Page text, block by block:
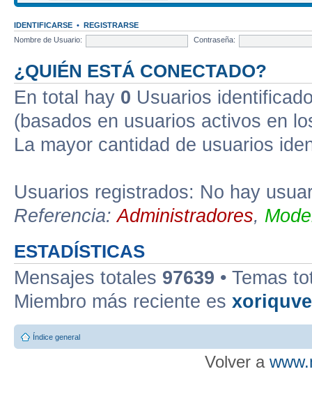
IDENTIFICARSE • REGISTRARSE
Nombre de Usuario:
Contraseña:
¿QUIÉN ESTÁ CONECTADO?
En total hay 0 Usuarios
(basados en usuarios activos en
La mayor cantidad de usuarios
Usuarios registrados: No hay
Referencia:Administradores,
ESTADÍSTICAS
Mensajes totales 97639 • Temas
Miembro más reciente es
Índice general
Volver a